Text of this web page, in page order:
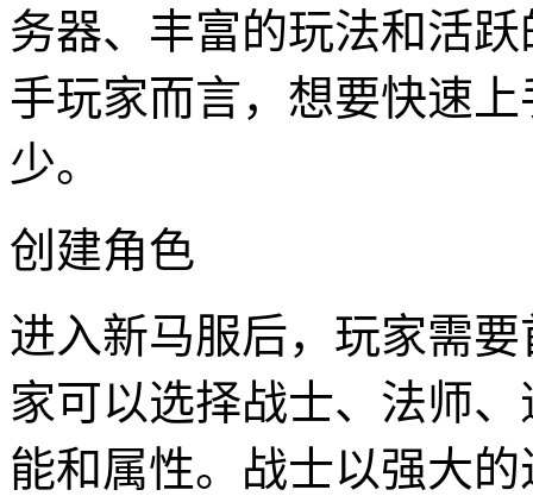
务器、丰富的玩法和活
手玩家而言，想要快速
少。
创建角色
进入新马服后，玩家需
家可以选择战士、法师
能和属性。战士以强大